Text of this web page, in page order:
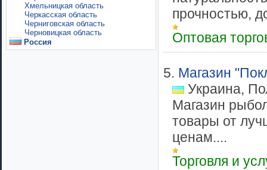
Хмельницкая область
Черкасская область
Черниговская область
Черновицкая область
Россия
прочностью,
Оптовая
5. Магазин
Украина,
Магазин
товары от
ценам....
Торговля и